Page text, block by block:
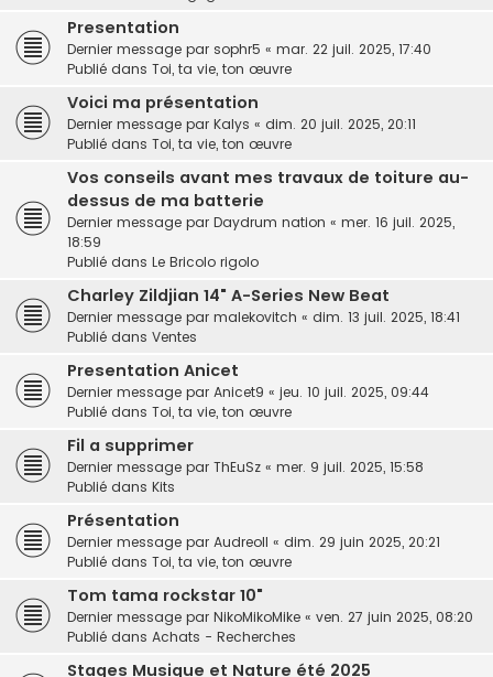
Presentation
Dernier message par sophr5 « mar. 22 juil. 2025, 17:40
Publié dans Toi, ta vie, ton œuvre
Voici ma présentation
Dernier message par Kalys « dim. 20 juil. 2025, 20:11
Publié dans Toi, ta vie, ton œuvre
Vos conseils avant mes travaux de toiture au-
dessus de ma batterie
Dernier message par Daydrum nation « mer. 16 juil. 2025,
18:59
Publié dans Le Bricolo rigolo
Charley Zildjian 14" A-Series New Beat
Dernier message par malekovitch « dim. 13 juil. 2025, 18:41
Publié dans Ventes
Presentation Anicet
Dernier message par Anicet9 « jeu. 10 juil. 2025, 09:44
Publié dans Toi, ta vie, ton œuvre
Fil a supprimer
Dernier message par ThEuSz « mer. 9 juil. 2025, 15:58
Publié dans Kits
Présentation
Dernier message par Audreoll « dim. 29 juin 2025, 20:21
Publié dans Toi, ta vie, ton œuvre
Tom tama rockstar 10"
Dernier message par NikoMikoMike « ven. 27 juin 2025, 08:20
Publié dans Achats - Recherches
Stages Musique et Nature été 2025